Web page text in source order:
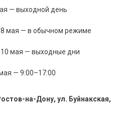
— выходной день
8 мая — в обычном режиме
мая — выходные дни
— 9:00–17:00
на-Дону, ул. Буйнакская,